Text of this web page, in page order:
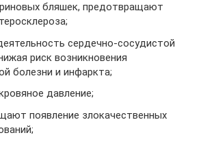
бляшек, предотвращают
сердечно-сосудистой
риск возникновения
болезни и инфаркта;
давление;
появление злокачественных